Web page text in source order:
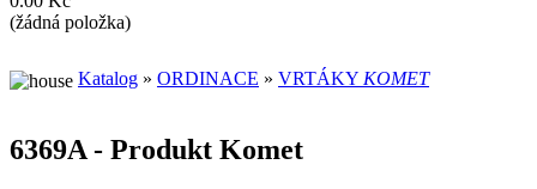
(žádná položka)
Katalog » ORDINACE » VRTÁKY KOMET
6369A - Produkt Komet